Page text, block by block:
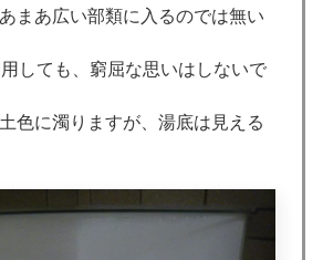
まあ広い部類に入るのでは無い
しても、窮屈な思いはしないで
色に濁りますが、湯底は見える